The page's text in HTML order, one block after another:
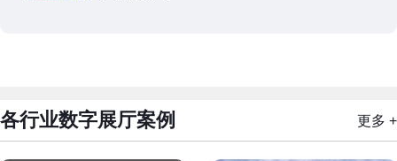
各行业数字展厅案例 更多 +